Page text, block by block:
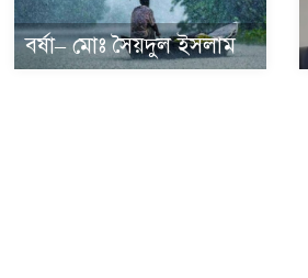
বর্ষা– মোঃ সৈয়দুল ইসলাম